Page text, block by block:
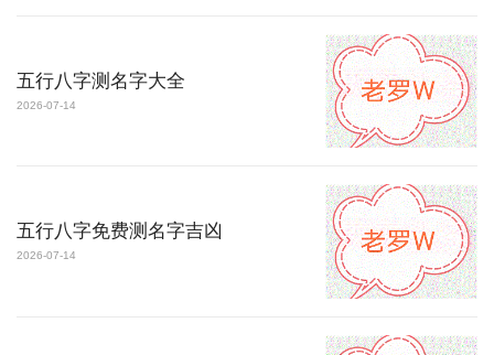
五行八字测名字大全
2026-07-14
五行八字免费测名字吉凶
2026-07-14